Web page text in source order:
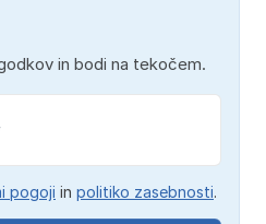
in bodi na tekočem.
pogoji in politiko zasebnosti.